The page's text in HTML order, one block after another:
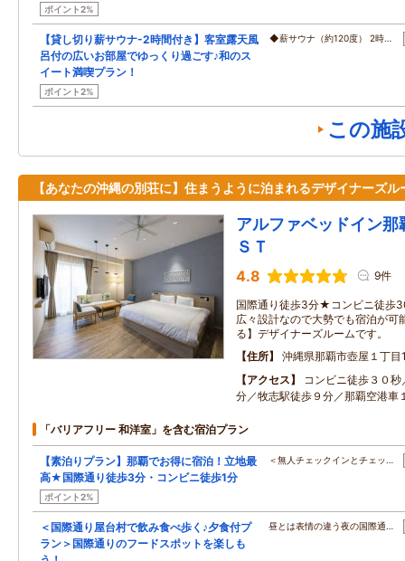
ポイント2%
【貸し切り薪サウナ-2時間付き】客室露天風
呂付の広いお部屋でゆっくり過ごす♪和のス
イート満喫プラン！
ポイント2%
◆薪サウナ（約120度） 2時…
この施
【あなたの沖縄の別荘に】住まうように泊まれるデザイナーズル
アルファベッドイン
ＳＴ
4.8 9件
国際通り徒歩3分★コンビニ徒歩
広々設計なので大勢でも宿泊が可
る】デザイナーズルームです。
住所
沖縄県那覇市壺屋１丁
アクセス
コンビニ徒歩３０
分／牧志駅徒歩９分／那覇空港車
「バリアフリー 和洋室」を含む宿泊プラン
【素泊りプラン】那覇でお得に宿泊！立地最
高★国際通り徒歩3分・コンビニ徒歩1分
ポイント2%
＜無人チェックインとチェッ…
＜国際通り屋台村で飲み食べ歩く♪夕食付プ
ラン＞国際通りのフードスポットを楽しも
昼とは表情の違う夜の国際通…